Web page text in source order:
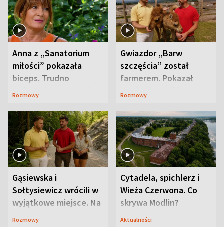
Anna z „Sanatorium
miłości” pokazała
biceps. Trudno
uwierzyć, co przeszła
Rozmowy
Gwiazdor „Barw
szczęścia” został
farmerem. Pokazał
swoje niezwykłe
Rozmowy
Gąsiewska i
Sołtysiewicz wrócili w
wyjątkowe miejsce. Na
szlaku czekał
Rozmowy
Cytadela, spichlerz i
Wieża Czerwona. Co
skrywa Modlin?
Aktualności